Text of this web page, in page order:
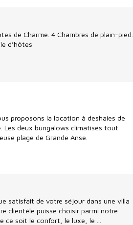
de Charme. 4 Chambres de plain-pied.
d'hôtes
proposons la location à deshaies de
Les deux bungalows climatisés tout
plage de Grande Anse.
satisfait de votre séjour dans une villa
clientèle puisse choisir parmi notre
ce soit le confort, le luxe, le ...